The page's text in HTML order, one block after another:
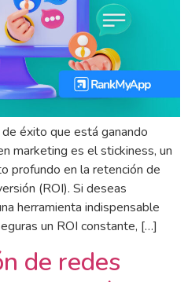
éxito que está ganando
marketing es el stickiness, un
profundo en la retención de
(ROI). Si deseas
herramienta indispensable
un ROI constante, […]
de redes